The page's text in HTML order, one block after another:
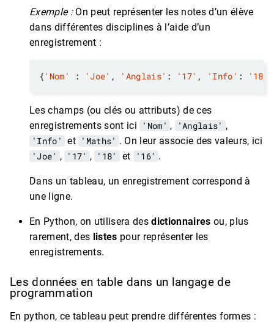
Exemple :On peut représenter les notes d’un élève
dans différentes disciplines à l’aide d’un
enregistrement :
{ 'Nom' : 'Joe' , 'Anglais' : '17' , 'Info' : '18'
Les champs (ou clés ou attributs) de ces
enregistrements sont ici
'Nom' , 'Anglais' ,
'Info' et 'Maths' . On leur associe des valeurs, ici
'Joe' , '17' , '18' et '16' .
Dans un tableau, un enregistrement correspond à
une ligne.
En Python, on utilisera desdictionnaires ou, plus
rarement, des listes pour représenter les
enregistrements.
Les données en table dans un langage de
programmation
En python, ce tableau peut prendre différentes formes :